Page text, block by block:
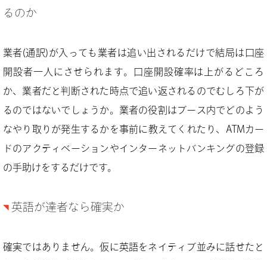
るのか
業者(通訳)が入っても業者は追い出されるだけで結局は口座
開設者一人にさせられます。口座開設確率は上がるどころ
か、業者だと判断された時点で追い返されるのでむしろ下が
るのではないでしょうか。業者の役割はブース内でどのよう
なやり取りが発生するかを事前に教えてくれたり、ATMカー
ドのアクティベーションやインターネットバンキングの登録
の手助けをするだけです。
英語が達者なら確実か
確実ではありません。仮に英語をネイティブ並みに話せたと